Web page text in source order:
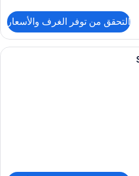
التحقق من توفر الغرف والأسعار
ألحفة محشوة بالريش وخزنة داخل